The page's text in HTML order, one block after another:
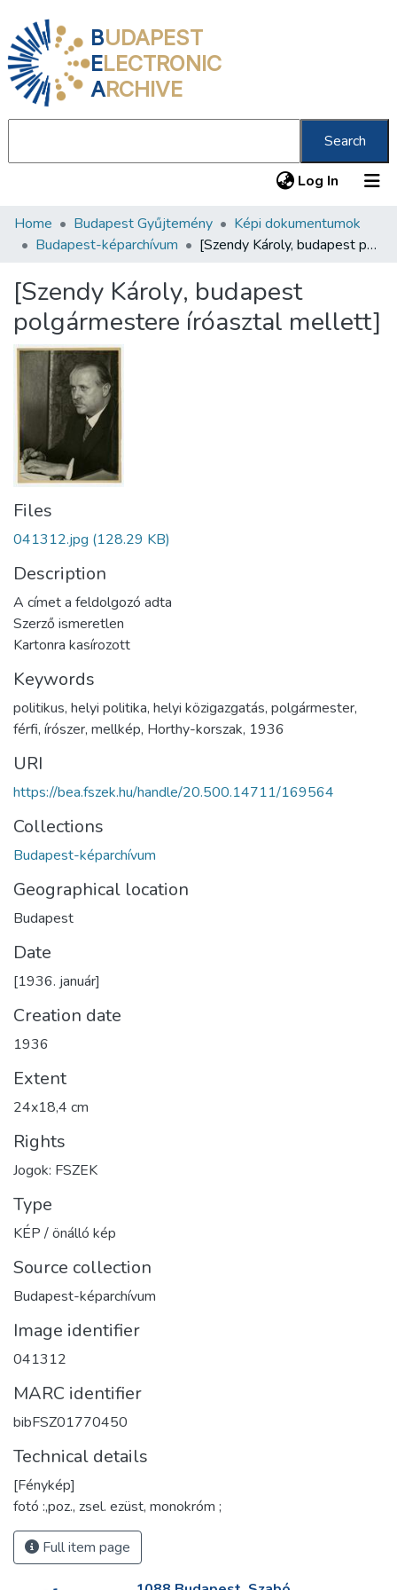
BUDAPEST
ELECTRONIC
ARCHIVE
Search
Log In (current)
Communities & Collections
Statistics
About us
Home Budapest Gyűjtemény
Képi dokumentumok
Budapest-képarchívum
[Szendy Károly, budapest polgármestere íróasztal mellett]
[Szendy Károly, budapest
polgármestere íróasztal mellett]
Files
041312.jpg (128.29 KB)
Description
A címet a feldolgozó adta
Szerző ismeretlen
Kartonra kasírozott
Keywords
politikus, helyi politika, helyi közigazgatás, polgármester,
férfi, írószer, mellkép, Horthy-korszak, 1936
URI
https://bea.fszek.hu/handle/20.500.14711/169564
Collections
Budapest-képarchívum
Geographical location
Budapest
Date
[1936. január]
Creation date
1936
Extent
24x18,4 cm
Rights
Jogok: FSZEK
Type
KÉP / önálló kép
Source collection
Budapest-képarchívum
Image identifier
041312
MARC identifier
bibFSZ01770450
Technical details
[Fénykép]
fotó :,poz., zsel. ezüst, monokróm ;
Full item page